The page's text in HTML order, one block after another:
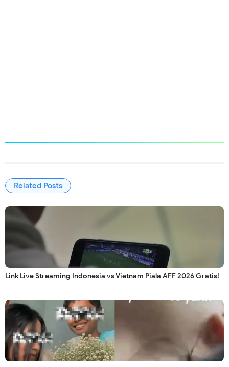
Related Posts
Link Live Streaming Indonesia vs Vietnam Piala AFF 2026 Gratis!